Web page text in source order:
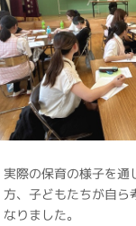
実際の保育の様子を
方、子どもたちが自ら
なりました。